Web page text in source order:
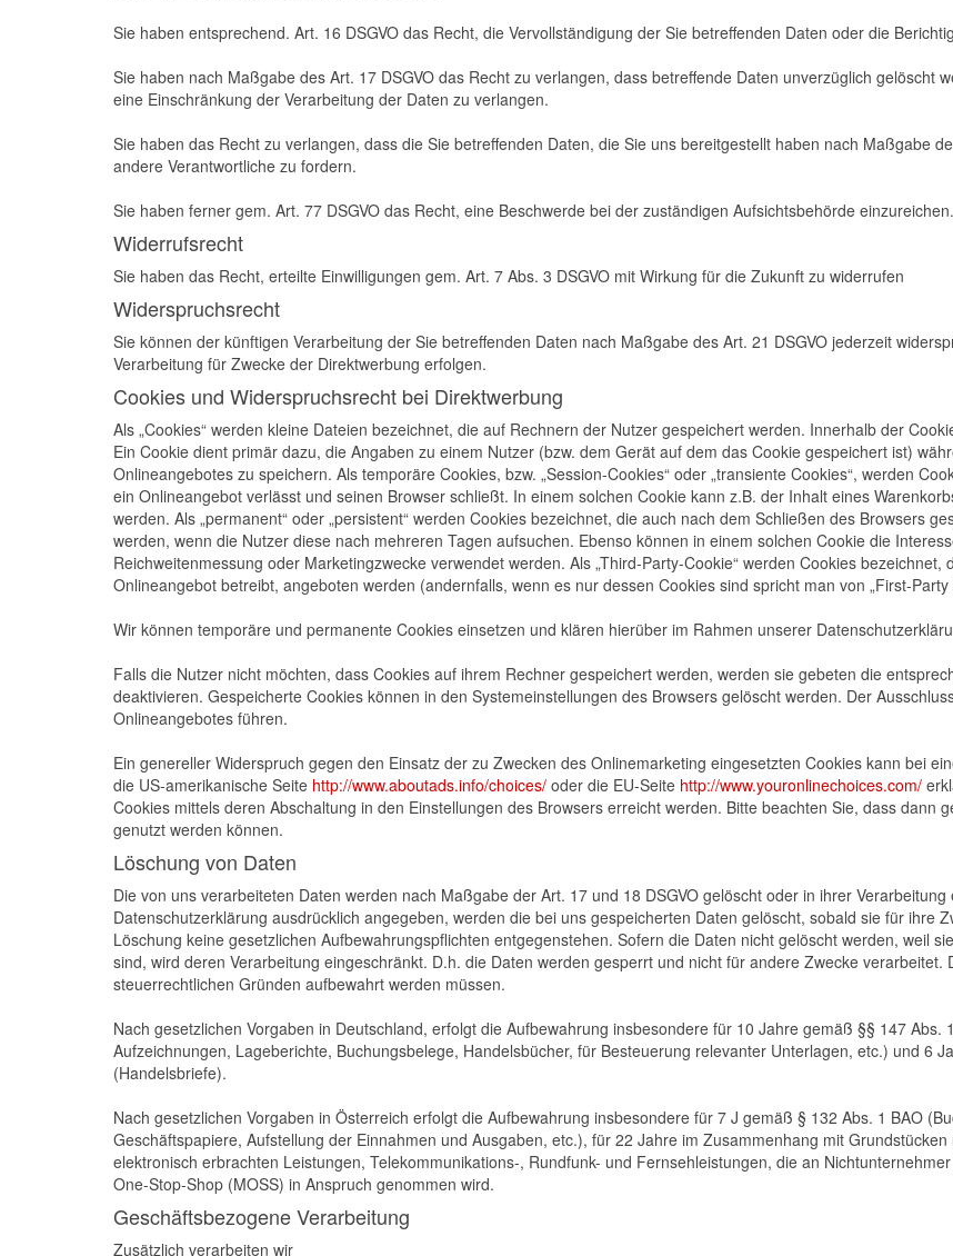
Sie haben entsprechend. Art. 16 DSGVO das Recht, die Vervollständigung der Sie betreffenden Daten oder die
Sie haben nach Maßgabe des Art. 17 DSGVO das Recht zu verlangen, dass betreffende Daten unverzüglich gelöscht
eine Einschränkung der Verarbeitung der Daten zu verlangen.
Sie haben das Recht zu verlangen, dass die Sie betreffenden Daten, die Sie uns bereitgestellt haben nach Maßgabe
andere Verantwortliche zu fordern.
Sie haben ferner gem. Art. 77 DSGVO das Recht, eine Beschwerde bei der zuständigen Aufsichtsbehörde einzureichen.
Widerrufsrecht
Sie haben das Recht, erteilte Einwilligungen gem. Art. 7 Abs. 3 DSGVO mit Wirkung für die Zukunft zu widerrufen
Widerspruchsrecht
Sie können der künftigen Verarbeitung der Sie betreffenden Daten nach Maßgabe des Art. 21 DSGVO jederzeit
Verarbeitung für Zwecke der Direktwerbung erfolgen.
Cookies und Widerspruchsrecht bei Direktwerbung
Als „Cookies“ werden kleine Dateien bezeichnet, die auf Rechnern der Nutzer gespeichert werden. Innerhalb der
Ein Cookie dient primär dazu, die Angaben zu einem Nutzer (bzw. dem Gerät auf dem das Cookie gespeichert ist)
Onlineangebotes zu speichern. Als temporäre Cookies, bzw. „Session-Cookies“ oder „transiente Cookies“, werden
ein Onlineangebot verlässt und seinen Browser schließt. In einem solchen Cookie kann z.B. der Inhalt eines
werden. Als „permanent“ oder „persistent“ werden Cookies bezeichnet, die auch nach dem Schließen des Browsers
werden, wenn die Nutzer diese nach mehreren Tagen aufsuchen. Ebenso können in einem solchen Cookie die
Reichweitenmessung oder Marketingzwecke verwendet werden. Als „Third-Party-Cookie“ werden Cookies
Onlineangebot betreibt, angeboten werden (andernfalls, wenn es nur dessen Cookies sind spricht man von „First-Party
Wir können temporäre und permanente Cookies einsetzen und klären hierüber im Rahmen unserer
Falls die Nutzer nicht möchten, dass Cookies auf ihrem Rechner gespeichert werden, werden sie gebeten die
deaktivieren. Gespeicherte Cookies können in den Systemeinstellungen des Browsers gelöscht werden. Der
Onlineangebotes führen.
Ein genereller Widerspruch gegen den Einsatz der zu Zwecken des Onlinemarketing eingesetzten Cookies kann bei
die US-amerikanische Seite http://www.aboutads.info/choices/ oder die EU-Seite http://www.youronlinechoices.com/
Cookies mittels deren Abschaltung in den Einstellungen des Browsers erreicht werden. Bitte beachten Sie, dass dann
genutzt werden können.
Löschung von Daten
Die von uns verarbeiteten Daten werden nach Maßgabe der Art. 17 und 18 DSGVO gelöscht oder in ihrer
Datenschutzerklärung ausdrücklich angegeben, werden die bei uns gespeicherten Daten gelöscht, sobald sie für ihre
Löschung keine gesetzlichen Aufbewahrungspflichten entgegenstehen. Sofern die Daten nicht gelöscht werden, weil
sind, wird deren Verarbeitung eingeschränkt. D.h. die Daten werden gesperrt und nicht für andere Zwecke
steuerrechtlichen Gründen aufbewahrt werden müssen.
Nach gesetzlichen Vorgaben in Deutschland, erfolgt die Aufbewahrung insbesondere für 10 Jahre gemäß §§ 147 Abs.
Aufzeichnungen, Lageberichte, Buchungsbelege, Handelsbücher, für Besteuerung relevanter Unterlagen, etc.) und 6
(Handelsbriefe).
Nach gesetzlichen Vorgaben in Österreich erfolgt die Aufbewahrung insbesondere für 7 J gemäß § 132 Abs. 1 BAO
Geschäftspapiere, Aufstellung der Einnahmen und Ausgaben, etc.), für 22 Jahre im Zusammenhang mit
elektronisch erbrachten Leistungen, Telekommunikations-, Rundfunk- und Fernsehleistungen, die an
One-Stop-Shop (MOSS) in Anspruch genommen wird.
Geschäftsbezogene Verarbeitung
Zusätzlich verarbeiten wir